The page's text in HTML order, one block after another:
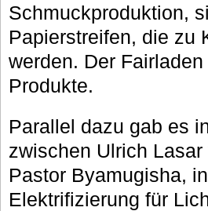
Schmuckproduktion,
Papierstreifen, die zu
werden. Der
Produkte.
Parallel dazu gab es
zwischen Ulrich
Pastor Byamugisha,
Elektrifizierung für